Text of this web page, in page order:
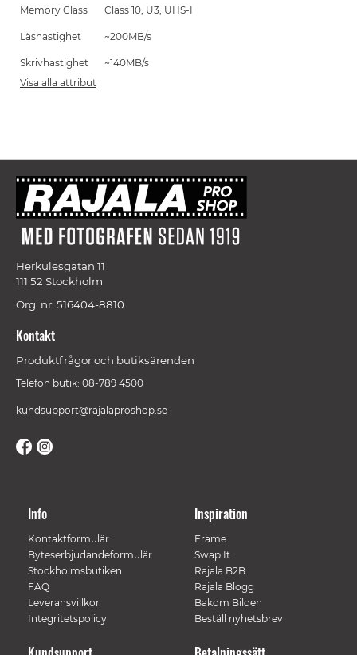
Memory Class Class 10, U3, UHS-I
Läshastighet ~200MB/s
Skrivhastighet
~140MB/s
Visa alla attribut
Herkulesgatan 11
111 52 Stockholm
Org. nr: 516404-8810
Kontakt
Produktfrågor och butiksärenden
Telefon butik: 08-789 4500
kundsupport@rajalaproshop.se
Info
Kontaktformulär
Byteserbjudandeformulär
Stockholmsbutiken
FAQ
Leveransvillkor
Integritetspolicy
Inspiration
Frame
Swap It
Rajala B2B
Rajala Blogg
Bakom Bilden
Beställ nyhetsbrev